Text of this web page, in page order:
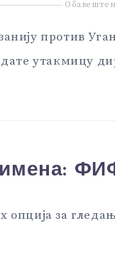
против
утакмицу
опција за